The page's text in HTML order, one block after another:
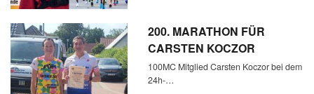
200. MARATHON FÜR
CARSTEN KOCZOR
100MC Mitglied Carsten Koczor bei dem
24h-…